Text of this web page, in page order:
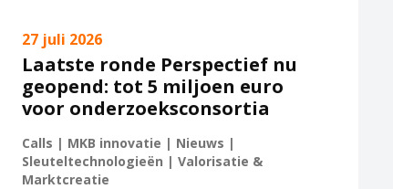
27 juli 2026
Laatste ronde Perspectief nu
geopend: tot 5 miljoen euro
voor onderzoeksconsortia
Calls | MKB innovatie | Nieuws |
Sleuteltechnologieën | Valorisatie &
Marktcreatie